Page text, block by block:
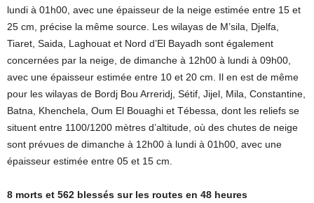
lundi à 01h00, avec une épaisseur de la neige estimée entre 15 et
25 cm, précise la même source. Les wilayas de M’sila, Djelfa,
Tiaret, Saida, Laghouat et Nord d’El Bayadh sont également
concernées par la neige, de dimanche à 12h00 à lundi à 09h00,
avec une épaisseur estimée entre 10 et 20 cm. Il en est de même
pour les wilayas de Bordj Bou Arreridj, Sétif, Jijel, Mila, Constantine,
Batna, Khenchela, Oum El Bouaghi et Tébessa, dont les reliefs se
situent entre 1100/1200 mètres d’altitude, où des chutes de neige
sont prévues de dimanche à 12h00 à lundi à 01h00, avec une
épaisseur estimée entre 05 et 15 cm.
8 morts et 562 blessés sur les routes en 48 heures